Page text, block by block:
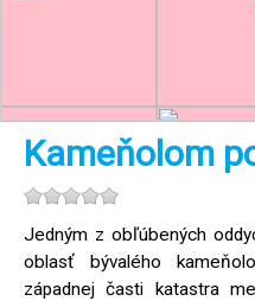
Kameňolom
Jedným z obľúbených
oblasť bývalého
západnej časti katastra